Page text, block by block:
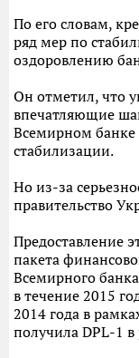
По его словам,
ряд мер по
оздоровлению
Он отметил, что
впечатляющие
Всемирном
стабилизации.
Но из-за
правительство
Предоставление
пакета
Всемирного
в течение 2015
2014 года в
получила DPL-1